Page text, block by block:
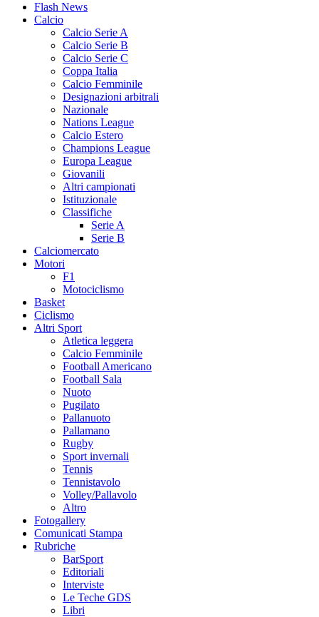
Flash News
Calcio
Calcio Serie A
Calcio Serie B
Calcio Serie C
Coppa Italia
Calcio Femminile
Designazioni arbitrali
Nazionale
Nations League
Calcio Estero
Champions League
Europa League
Giovanili
Altri campionati
Istituzionale
Classifiche
Serie A
Serie B
Calciomercato
Motori
F1
Motociclismo
Basket
Ciclismo
Altri Sport
Atletica leggera
Calcio Femminile
Football Americano
Football Sala
Nuoto
Pugilato
Pallanuoto
Pallamano
Rugby
Sport invernali
Tennis
Tennistavolo
Volley/Pallavolo
Altro
Fotogallery
Comunicati Stampa
Rubriche
BarSport
Editoriali
Interviste
Le Teche GDS
Libri